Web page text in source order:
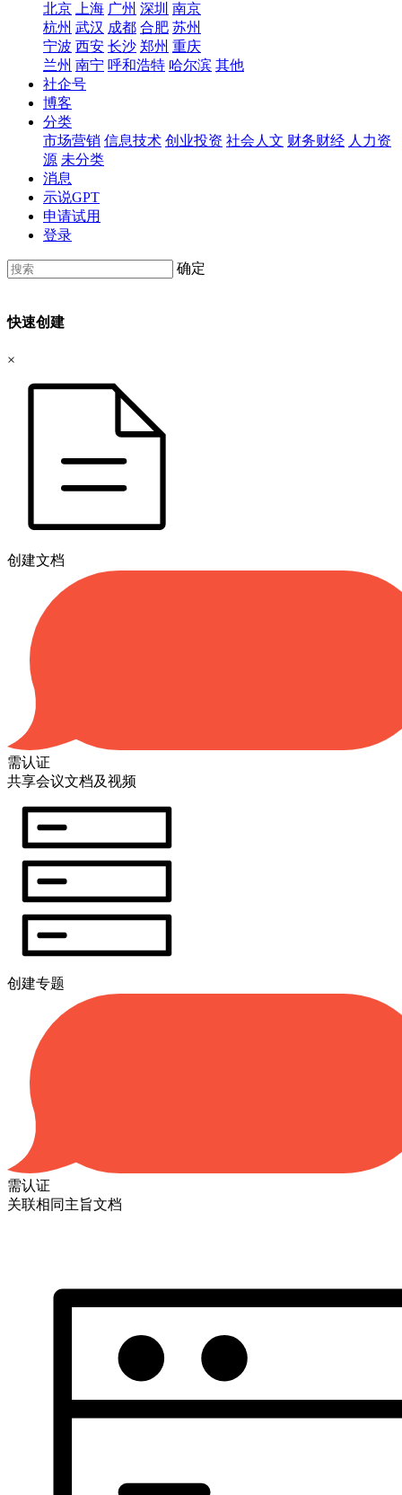
北京
上海 广州 深圳 南京
杭州 武汉 成都 合肥 苏州
宁波 西安 长沙 郑州 重庆
兰州 南宁 呼和浩特 哈尔滨 其他
社企号
博客
分类
市场营销 信息技术 创业投资 社会人文 财务财经 人力资
源 未分类
消息
示说GPT
申请试用
登录
确定
快速创建
×
创建文档
需认证
共享会议文档及视频
创建专题
需认证
关联相同主旨文档